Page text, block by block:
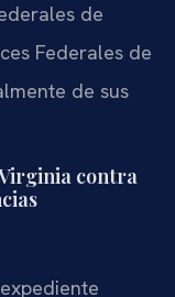
de
Federales de
de sus
contra